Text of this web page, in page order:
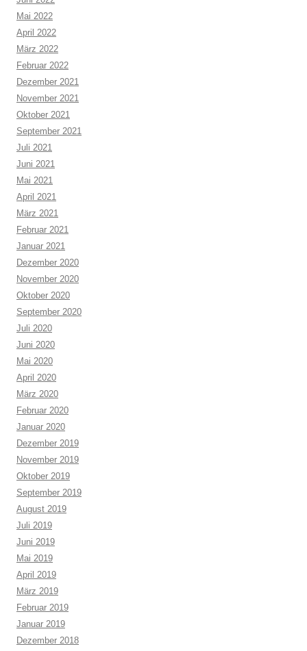
Mai 2022
April 2022
März 2022
Februar 2022
Dezember 2021
November 2021
Oktober 2021
September 2021
Juli 2021
Juni 2021
Mai 2021
April 2021
März 2021
Februar 2021
Januar 2021
Dezember 2020
November 2020
Oktober 2020
September 2020
Juli 2020
Juni 2020
Mai 2020
April 2020
März 2020
Februar 2020
Januar 2020
Dezember 2019
November 2019
Oktober 2019
September 2019
August 2019
Juli 2019
Juni 2019
Mai 2019
April 2019
März 2019
Februar 2019
Januar 2019
Dezember 2018